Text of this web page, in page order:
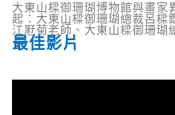
大東山樑御珊瑚博物館與畫家
起：大東山樑御珊瑚總裁呂樑
江屘菊老師、大東山樑御珊瑚
最佳影片